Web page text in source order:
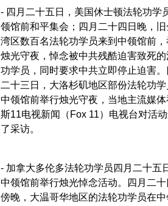
- 四月二十五日，美国休士顿法轮功学
领馆前和平集会；四月二十四日晚，旧
湾区数百名法轮功学员来到中领馆前，
烛光守夜，悼念被中共残酷迫害致死的
功学员，同时要求中共立即停止迫害。
二十三日，大洛杉矶地区部份法轮功
中领馆前举行烛光守夜，当地主流媒体
斯11电视新闻（Fox 11）电视台对活
了采访。
- 加拿大多伦多法轮功学员四月二十五
中领馆前举行烛光悼念活动。四月二十
傍晚，大温哥华地区的法轮功学员在中